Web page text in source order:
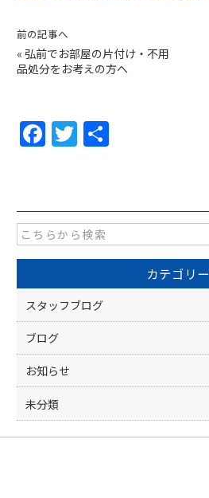
前の記事へ
« 弘前でお部屋の片付け・不用
品処分をお考えの方へ
F
e
b
o
o
k
T
er
カテゴリー
スタッフブログ
ブログ
お知らせ
未分類